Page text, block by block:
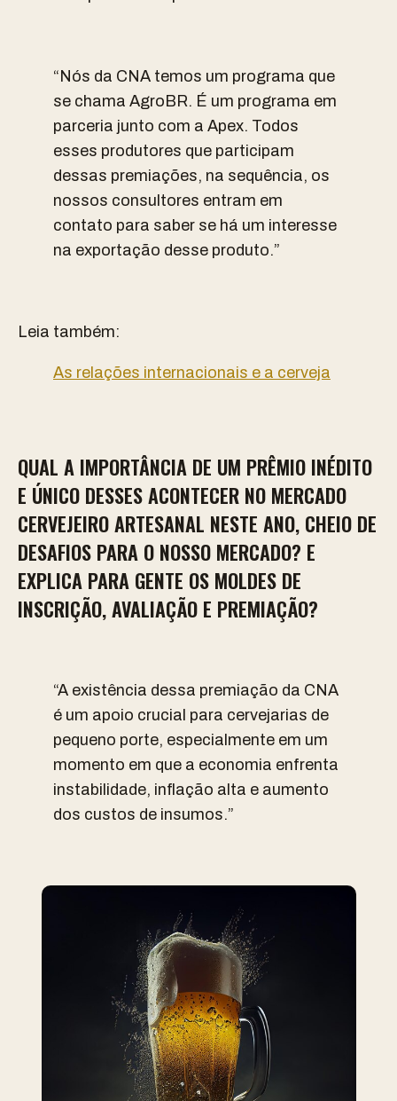
“Nós da CNA temos um programa que
se chama AgroBR. É um programa em
parceria junto com a Apex. Todos
esses produtores que participam
dessas premiações, na sequência, os
nossos consultores entram em
contato para saber se há um interesse
na exportação desse produto.”
Leia também:
As relações internacionais e a cerveja
QUAL A IMPORTÂNCIA DE UM PRÊMIO INÉDITO
E ÚNICO DESSES ACONTECER NO MERCADO
CERVEJEIRO ARTESANAL NESTE ANO, CHEIO DE
DESAFIOS PARA O NOSSO MERCADO? E
EXPLICA PARA GENTE OS MOLDES DE
INSCRIÇÃO, AVALIAÇÃO E PREMIAÇÃO?
“A existência dessa premiação da CNA
é um apoio crucial para cervejarias de
pequeno porte, especialmente em um
momento em que a economia enfrenta
instabilidade, inflação alta e aumento
dos custos de insumos.”